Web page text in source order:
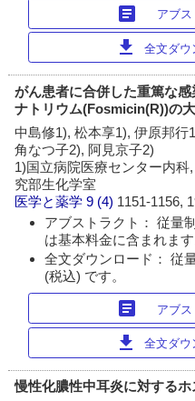
article アブ
download 全文ダウ
がん患者に合併した重篤な
ナトリウム(Fosmicin(R))の
中島修1), 松本享1), 伊原邦
角なつ子2), 阿見京子2)
1)国立病院医療センター内
究部生化学室
医学と薬学 9 (4) 1151-1156,
アブストラクト： 従量
は基本料金に含まれます
全文ダウンロード： 従
(税込) です。
article アブ
download 全文ダウ
慢性化膿性中耳炎に対する